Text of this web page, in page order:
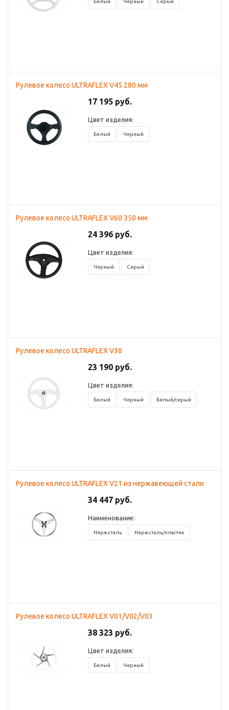
Белый Черный Серый
Рулевое колесо ULTRAFLEX V45 280 мм
17 195 руб.
Цвет изделия:
Белый Черный
Рулевое колесо ULTRAFLEX V60 350 мм
24 396 руб.
Цвет изделия:
Черный Серый
Рулевое колесо ULTRAFLEX V38
23 190 руб.
Цвет изделия:
Белый Черный Белый/серый
Рулевое колесо ULTRAFLEX V21 из нержавеющей стали
34 447 руб.
Наименование:
Нерж.сталь Нерж.сталь/пластик
Рулевое колесо ULTRAFLEX V01/V02/V03
38 323 руб.
Цвет изделия:
Белый Черный